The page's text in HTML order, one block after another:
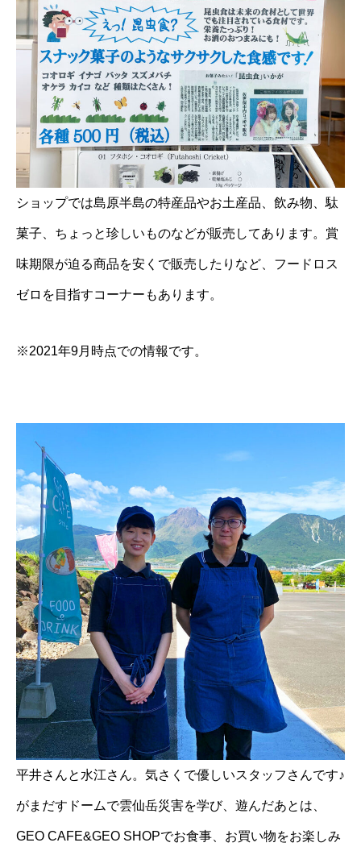
ショップでは島原半島の特産品やお土産品、飲み物、駄
菓子、ちょっと珍しいものなどが販売してあります。賞
味期限が迫る商品を安くで販売したりなど、フードロス
ゼロを目指すコーナーもあります。
※2021年9月時点での情報です。
平井さんと水江さん。気さくで優しいスタッフさんです♪
がまだすドームで雲仙岳災害を学び、遊んだあとは、
GEO CAFE&GEO SHOPでお食事、お買い物をお楽しみ